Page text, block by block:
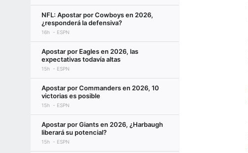
NFL: Apostar por Cowboys en 2026,
¿responderá la defensiva?
16h ESPN
Apostar por Eagles en 2026, las
expectativas todavía altas
15h ESPN
Apostar por Commanders en 2026, 10
victorias es posible
15h ESPN
Apostar por Giants en 2026, ¿Harbaugh
liberará su potencial?
15h ESPN